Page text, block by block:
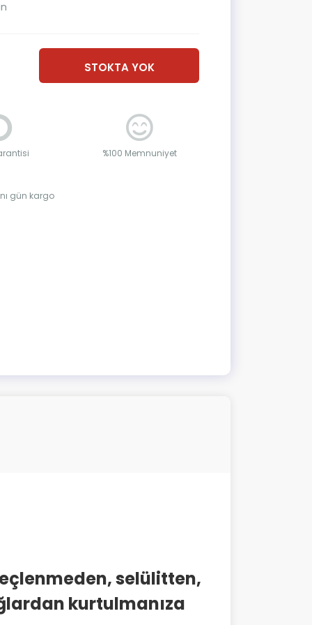
STOKTA YOK
%100 Memnuniyet
gün kargo
selülitten,
kurtulmanıza